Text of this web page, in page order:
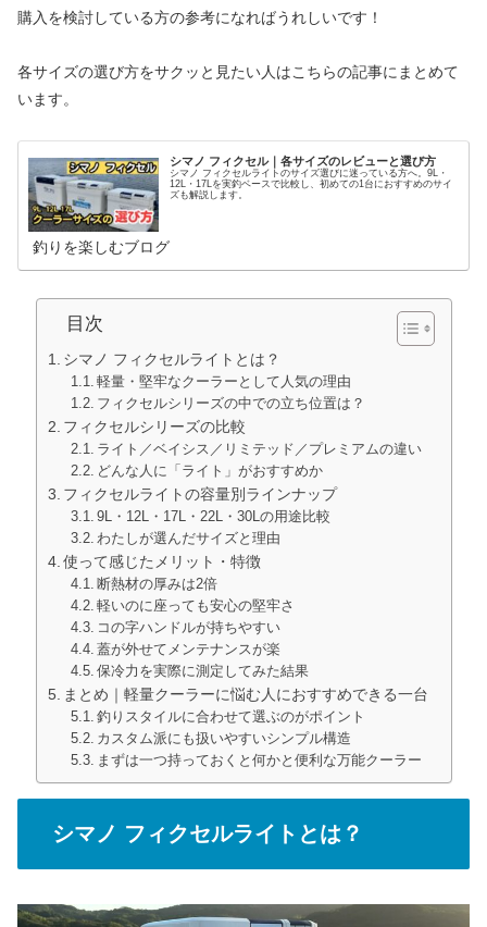
購入を検討している方の参考になればうれしいです！
各サイズの選び方をサクッと見たい人はこちらの記事にまとめて
います。
シマノ フィクセル｜各サイズのレビューと選び方
シマノ フィクセルライトのサイズ選びに迷っている方へ。9L・
12L・17Lを実釣ベースで比較し、初めての1台におすすめのサイ
ズも解説します。
釣りを楽しむブログ
目次
シマノ フィクセルライトとは？
軽量・堅牢なクーラーとして人気の理由
フィクセルシリーズの中での立ち位置は？
フィクセルシリーズの比較
ライト／ベイシス／リミテッド／プレミアムの違い
どんな人に「ライト」がおすすめか
フィクセルライトの容量別ラインナップ
9L・12L・17L・22L・30Lの用途比較
わたしが選んだサイズと理由
使って感じたメリット・特徴
断熱材の厚みは2倍
軽いのに座っても安心の堅牢さ
コの字ハンドルが持ちやすい
蓋が外せてメンテナンスが楽
保冷力を実際に測定してみた結果
まとめ｜軽量クーラーに悩む人におすすめできる一台
釣りスタイルに合わせて選ぶのがポイント
カスタム派にも扱いやすいシンプル構造
まずは一つ持っておくと何かと便利な万能クーラー
シマノ フィクセルライトとは？